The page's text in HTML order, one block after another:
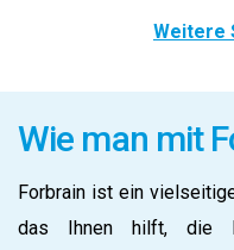
Weitere
Wie man mit
Forbrain ist ein
das Ihnen hilft, die